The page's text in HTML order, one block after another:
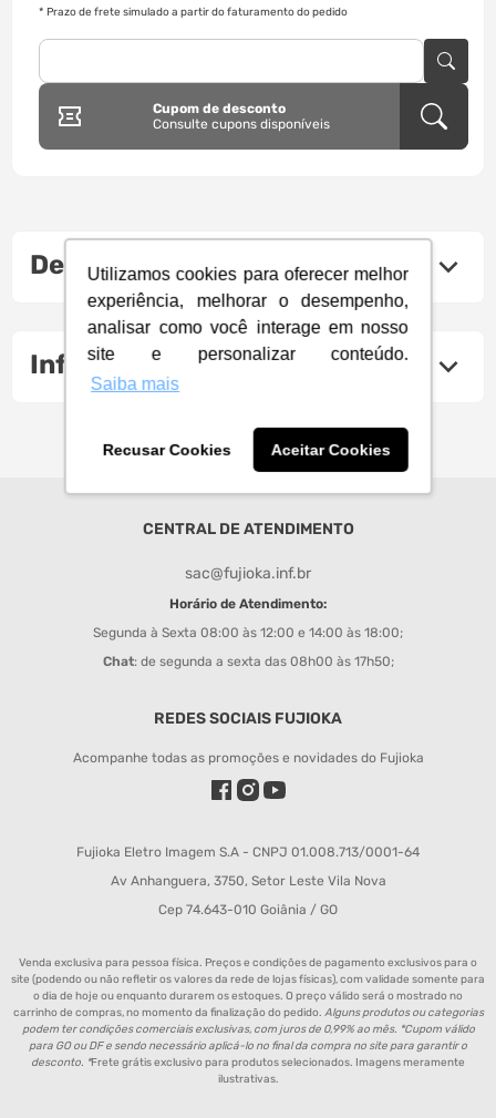
Utilizamos cookies para oferecer melhor
experiência, melhorar o desempenho,
analisar como você interage em nosso
site e personalizar conteúdo.
Saiba mais
Recusar Cookies Aceitar Cookies
* Prazo de frete simulado a partir do faturamento do pedido
Cupom de desconto
Consulte cupons disponíveis
Descrição do produto
Informações Técnicas
CENTRAL DE ATENDIMENTO
sac@fujioka.inf.br
Horário de Atendimento:
Segunda à Sexta 08:00 às 12:00 e 14:00 às 18:00;
Chat: de segunda a sexta das 08h00 às 17h50;
REDES SOCIAIS FUJIOKA
Acompanhe todas as promoções e novidades do Fujioka
Fujioka Eletro Imagem S.A - CNPJ 01.008.713/0001-64
Av Anhanguera, 3750, Setor Leste Vila Nova
Cep 74.643-010 Goiânia / GO
Venda exclusiva para pessoa física. Preços e condições de pagamento exclusivos para o
site (podendo ou não refletir os valores da rede de lojas físicas), com validade somente para
o dia de hoje ou enquanto durarem os estoques. O preço válido será o mostrado no
carrinho de compras, no momento da finalização do pedido. Alguns produtos ou categorias
podem ter condições comerciais exclusivas, com juros de 0,99% ao mês. *Cupom válido
para GO ou DF e sendo necessário aplicá-lo no final da compra no site para garantir o
desconto. *Frete grátis exclusivo para produtos selecionados. Imagens meramente
ilustrativas.